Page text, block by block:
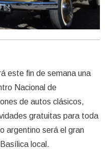
este fin de semana una
Nacional de
de autos clásicos,
gratuitas para toda
argentino será el gran
local.